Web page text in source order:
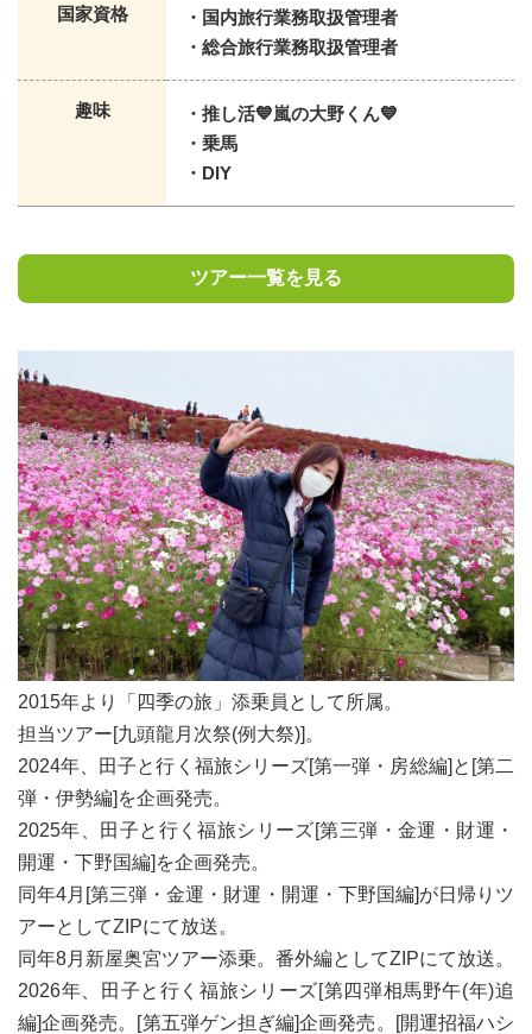
国家資格
・国内旅行業務取扱管理者
・総合旅行業務取扱管理者
趣味
・推し活💙嵐の大野くん💙
・乗馬
・DIY
ツアー一覧を見る
経歴
2015年より「四季の旅」添乗員として所属。
担当ツアー[九頭龍月次祭(例大祭)]。
2024年、田子と行く福旅シリーズ[第一弾・房総編]と[第二
弾・伊勢編]を企画発売。
2025年、田子と行く福旅シリーズ[第三弾・金運・財運・
開運・下野国編]を企画発売。
同年4月[第三弾・金運・財運・開運・下野国編]が日帰りツ
アーとしてZIPにて放送。
同年8月新屋奥宮ツアー添乗。番外編としてZIPにて放送。
2026年、田子と行く福旅シリーズ[第四弾相馬野午(年)追
編]企画発売。[第五弾ゲン担ぎ編]企画発売。[開運招福ハシ